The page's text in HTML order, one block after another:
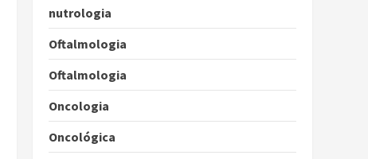
nutrologia
Oftalmologia
Oftalmologia
Oncologia
Oncológica